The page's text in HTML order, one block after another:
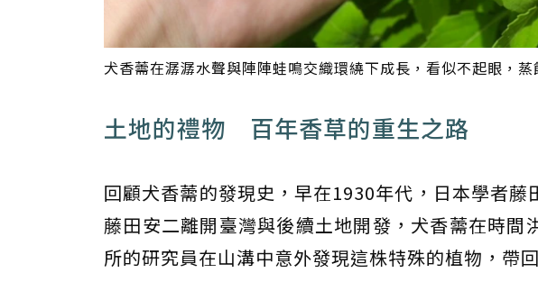
犬香薷在潺潺水聲與陣陣蛙鳴交織環繞下成長，看似不起眼，
土地的禮物 百年香草的重生之路
回顧犬香薷的發現史，早在1930年代，日本學者
藤田安二離開臺灣與後續土地開發，犬香薷在時
所的研究員在山溝中意外發現這株特殊的植物，帶